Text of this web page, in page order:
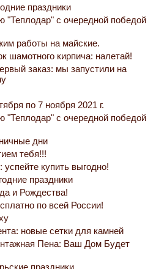
праздники
"Теплодар" с очередной победой
работы на майские.
шамотного кирпича: налетай!
заказ: мы запустили на
по 7 ноября 2021 г.
"Теплодар" с очередной победой
дни
тебя!!!
купить выгодно!
праздники
и Рождества!
по всей России!
новые сетки для камней
Пена: Ваш Дом Будет
праздники